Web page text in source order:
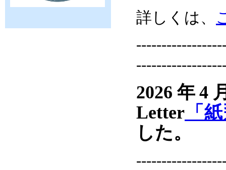
詳しくは、
2026年4
Letter 「
した。